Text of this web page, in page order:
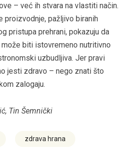
– već ih stvara na vlastiti način.
proizvodnje, pažljivo biranih
pristupa prehrani, pokazuju da
može biti istovremeno nutritivno
uzbudljiva. Jer pravi
jesti zdravo – nego znati što
zalogaju.
Tin Šemnički
zdrava hrana